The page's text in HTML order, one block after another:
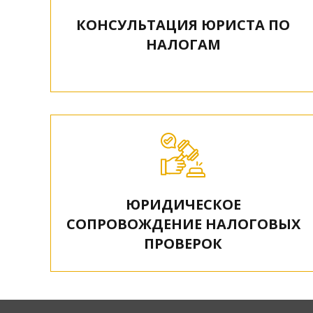
КОНСУЛЬТАЦИЯ ЮРИСТА ПО
НАЛОГАМ
ЮРИДИЧЕСКОЕ
СОПРОВОЖДЕНИЕ НАЛОГОВЫХ
ПРОВЕРОК